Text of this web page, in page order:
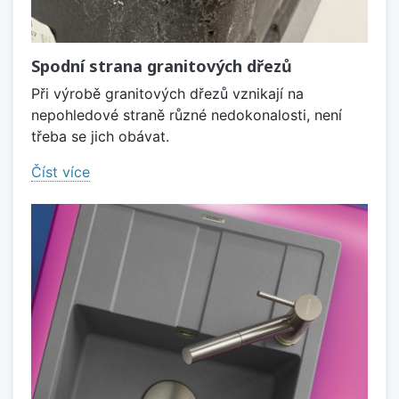
Spodní strana granitových dřezů
Při výrobě granitových dřezů vznikají na
nepohledové straně různé nedokonalosti, není
třeba se jich obávat.
Číst více